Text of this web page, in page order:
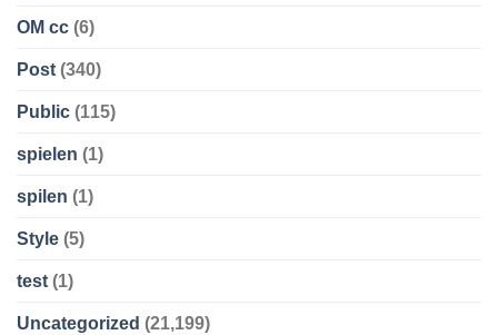
OM cc (6)
Post (340)
Public (115)
spielen (1)
spilen (1)
Style (5)
test (1)
Uncategorized (21,199)